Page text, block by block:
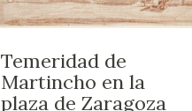
Temeridad de
Martincho en la
plaza de Zaragoza